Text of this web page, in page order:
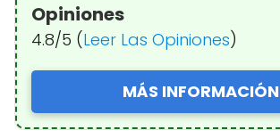
Opiniones
4.8/5 (Leer Las Opiniones)
MÁS INFORMACIÓN